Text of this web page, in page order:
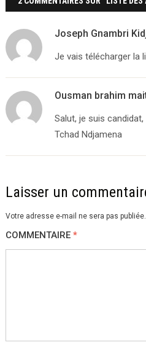
Joseph Gnambri
Je vais télécharger la
Ousman brahim
Salut, je suis
Tchad Ndjamena
Laisser un
Votre adresse e-mail ne sera pas publiée.
COMMENTAIRE *